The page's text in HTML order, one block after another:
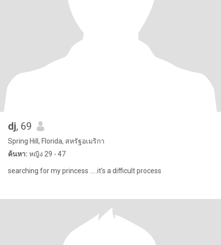
dj, 69
Spring Hill, Florida, สหรัฐอเมริกา
ค้นหา: หญิง 29 - 47
searching for my princess .....it's a difficult process